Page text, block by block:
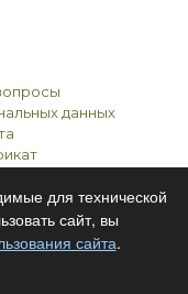
данных
© 2021
для технической
сайт, вы
сайта.